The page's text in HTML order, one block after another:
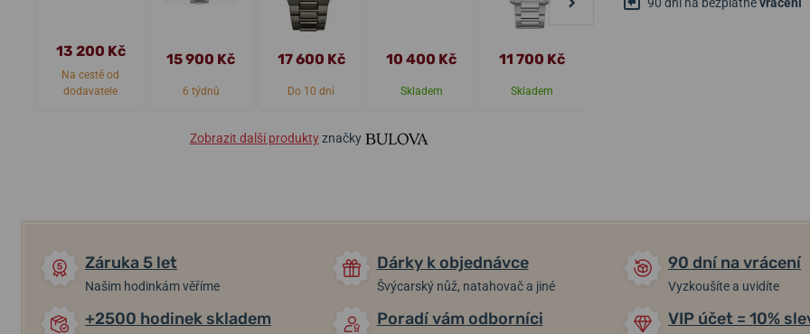
13 200 Kč
Na cestě od
dodavatele
15 900 Kč
6 týdnů
17 600 Kč
Do 10 dní
10 400 Kč
Skladem
11 700 Kč
Skladem
Zobrazit další produktyznačky
Záruka 5 let
Našim hodinkám věříme
Dárky k objednávce
Švýcarský nůž, natahovač a jiné
90 dní na vrácení
Vyzkoušíte a uvidíte
+2500 hodinek skladem Poradí vám odborníci VIP účet = 10%